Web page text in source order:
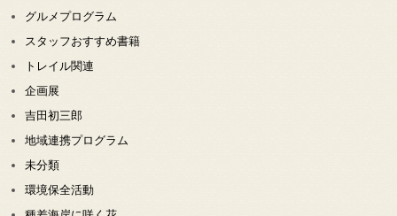
グルメプログラム
スタッフおすすめ書籍
トレイル関連
企画展
吉田初三郎
地域連携プログラム
未分類
環境保全活動